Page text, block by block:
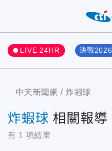
LIVE 24HR 決戰2026
中天新聞網 炸蝦球
炸蝦球 相關報導
有 1 項結果